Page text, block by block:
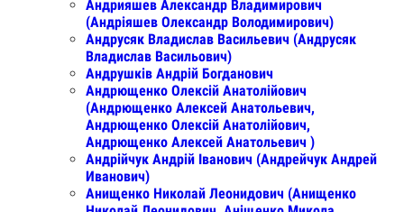
Андрияшев Александр Владимирович
(Андріяшев Олександр Володимирович)
Андрусяк Владислав Васильевич (Андрусяк
Владислав Васильович)
Андрушків Андрій Богданович
Андрющенко Олексій Анатолійович
(Андрющенко Алексей Анатольевич,
Андрющенко Олексій Анатолійович,
Андрющенко Алексей Анатольевич )
Андрійчук Андрій Іванович (Андрейчук Андрей
Иванович)
Анищенко Николай Леонидович (Анищенко